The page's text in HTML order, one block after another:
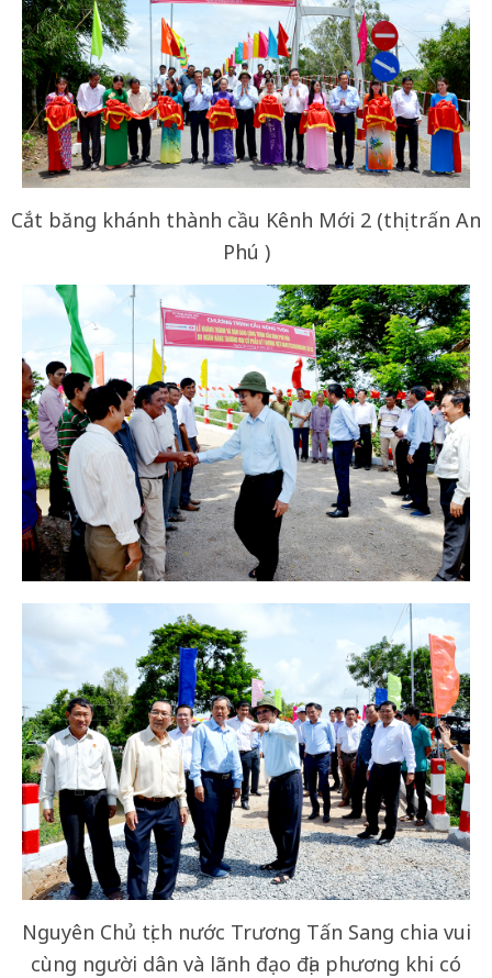
Cắt băng khánh thành cầu Kênh Mới 2 (thị trấn An
Phú )
Nguyên Chủ tịch nước Trương Tấn Sang chia vui
cùng người dân và lãnh đạo địa phương khi có